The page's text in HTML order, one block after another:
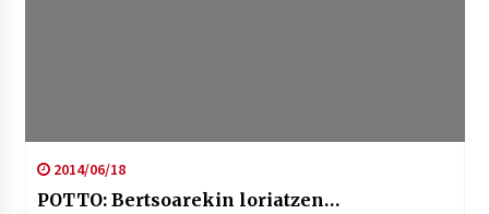
2014/06/18
POTTO: Bertsoarekin loriatzen…